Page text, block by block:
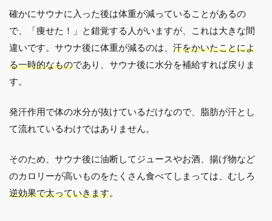
確かにサウナに入った後は体重が減っていることがあるの
で、「痩せた！」と錯覚する人がいますが、これは大きな間
違いです。サウナ後に体重が減るのは、 汗をかいたことによ
る一時的なものであり、サウナ後に水分を補給すれば戻りま
す。
発汗作用で体の水分が抜けているだけなので、脂肪が汗とし
て流れているわけではありません。
そのため、サウナ後に油断してジュースやお酒、揚げ物など
のカロリーが高いものをたくさん食べてしまっては、むしろ
逆効果で太っていきます。